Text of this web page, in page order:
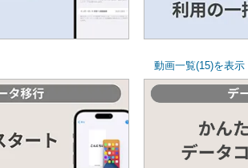
利用の
動画一覧(15)を表示
タート
かんた
コピーの